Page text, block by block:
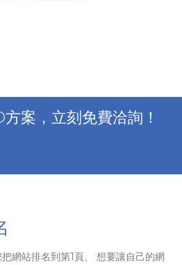
案，立刻免費洽詢！
網站排名到第1頁、 想要讓自己的網